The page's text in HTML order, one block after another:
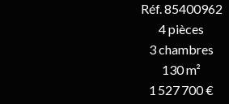
Réf. 85400962
4 pièces
3 chambres
130 m²
1 527 700 €